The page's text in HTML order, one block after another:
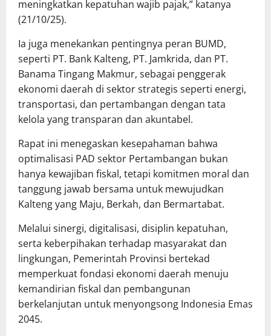
meningkatkan kepatuhan wajib pajak,” katanya
(21/10/25).
Ia juga menekankan pentingnya peran BUMD,
seperti PT. Bank Kalteng, PT. Jamkrida, dan PT.
Banama Tingang Makmur, sebagai penggerak
ekonomi daerah di sektor strategis seperti energi,
transportasi, dan pertambangan dengan tata
kelola yang transparan dan akuntabel.
Rapat ini menegaskan kesepahaman bahwa
optimalisasi PAD sektor Pertambangan bukan
hanya kewajiban fiskal, tetapi komitmen moral dan
tanggung jawab bersama untuk mewujudkan
Kalteng yang Maju, Berkah, dan Bermartabat.
Melalui sinergi, digitalisasi, disiplin kepatuhan,
serta keberpihakan terhadap masyarakat dan
lingkungan, Pemerintah Provinsi bertekad
memperkuat fondasi ekonomi daerah menuju
kemandirian fiskal dan pembangunan
berkelanjutan untuk menyongsong Indonesia Emas
2045.